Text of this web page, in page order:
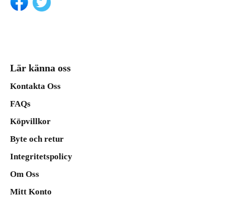
Lär känna oss
Kontakta Oss
FAQs
Köpvillkor
Byte och retur
Integritetspolicy
Om Oss
Mitt Konto